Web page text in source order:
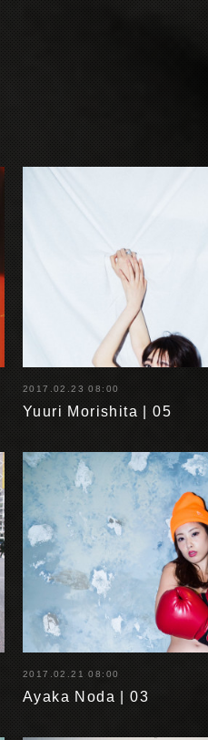
2017.02.23 08:00
Yuuri Morishita | 05
2017.02.21 08:00
Ayaka Noda | 03